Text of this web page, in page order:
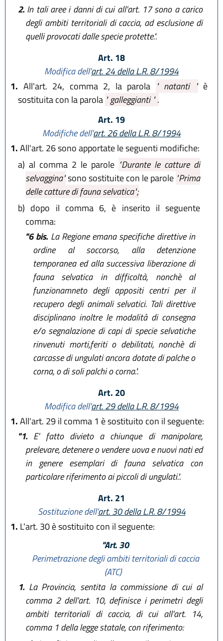
2.In tali aree i danni di cui all'art. 17 sono a carico
degli ambiti territoriali di caccia, ad esclusione di
quelli provocati dalle specie protette.".
Art. 18
Modifica dell'art. 24 della L.R. 8/1994
1. All'art. 24, comma 2, la parola " natanti "è
sostituita con la parola " galleggianti " .
Art. 19
Modifiche dell'art. 26 della L.R. 8/1994
1.All'art. 26 sono apportate le seguenti modifiche:
a) al comma 2 le parole "Durante le catture di
selvaggina"sono sostituite con le parole "Prima
delle catture di fauna selvatica";
b) dopo il comma 6, è inserito il seguente
comma:
"6 bis.La Regione emana specifiche direttive in
ordine al soccorso, alla detenzione
temporanea ed alla successiva liberazione di
fauna selvatica in difficoltà, nonchè al
funzionamneto degli appositi centri per il
recupero degli animali selvatici. Tali direttive
disciplinano inoltre le modalità di consegna
e/o segnalazione di capi di specie selvatiche
rinvenuti morti,feriti o debilitati, nonchè di
carcasse di ungulati ancora dotate di palche o
corna, o di soli palchi o corna.".
Art. 20
Modifica dell'art. 29 della L.R. 8/1994
1.All'art. 29 il comma 1 è sostituito con il seguente:
"1.E' fatto divieto a chiunque di manipolare,
prelevare, detenere o vendere uova e nuovi nati ed
in genere esemplari di fauna selvatica con
particolare riferimento ai piccoli di ungulati.".
Art. 21
Sostituzione dell'art. 30 della L.R. 8/1994
1. L'art. 30 è sostituito con il seguente:
"Art. 30
Perimetrazione degli ambiti territoriali di caccia
(ATC)
1.La Provincia, sentita la commissione di cui al
comma 2 dell'art. 10, definisce i perimetri degli
ambiti territoriali di caccia, di cui all'art. 14,
comma 1 della legge statale, con riferimento: